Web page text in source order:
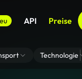
API Preise
Technologie